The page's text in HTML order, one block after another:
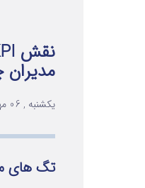
یکشنبه , 06 مهر 1404
تگ های